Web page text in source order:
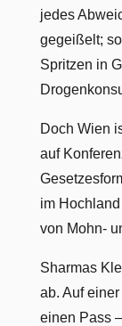
jedes
gegeißelt;
Spritzen in
Doch Wien
auf
im
von Mohn-
Sharmas
ab. Auf
einen Pass